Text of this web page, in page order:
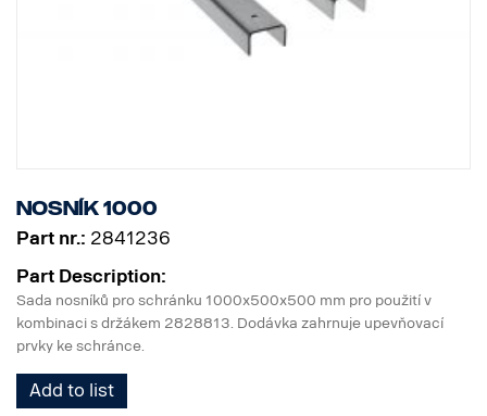
Nosník 1000
Part nr.: 2841236
Part Description:
Sada nosníků pro schránku 1000x500x500 mm pro použití v
kombinaci s držákem 2828813. Dodávka zahrnuje upevňovací
prvky ke schránce.
Add to list